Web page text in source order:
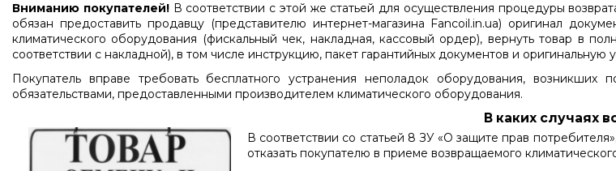
Вниманию покупателей!В соответствии с этой же статьей для осуществления процедуры
обязан предоставить продавцу (представителю интернет-магазина Fanсoil.in.ua) оригинал
климатического оборудования (фискальный чек, накладная, кассовый ордер), вернуть товар в
соответствии с накладной), в том числе инструкцию, пакет гарантийных документов и оригинальную
Покупатель вправе требовать бесплатного устранения неполадок оборудования, возникших
обязательствами, предоставленными производителем климатического оборудования.
В каких случаях
В соответствии со статьей 8 ЗУ «О защите прав
отказать покупателю в приеме возвращаемого